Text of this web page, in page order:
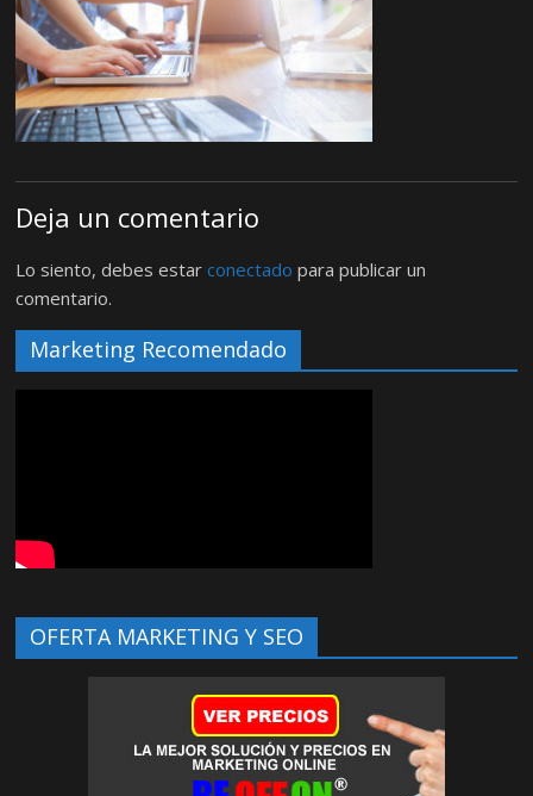
Deja un comentario
Lo siento, debes estarconectado para publicar un
comentario.
Marketing Recomendado
OFERTA MARKETING Y SEO